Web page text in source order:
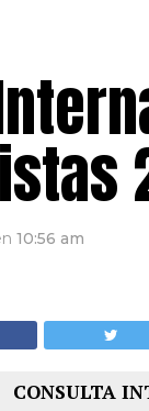
10:56 am
CONSULTA